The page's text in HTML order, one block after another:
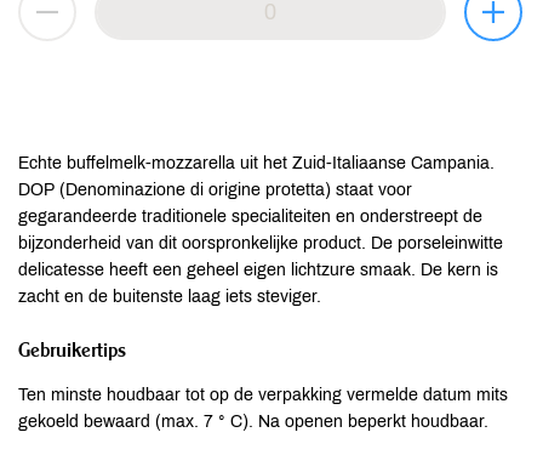
Echte buffelmelk-mozzarella uit het Zuid-Italiaanse Campania.
DOP (Denominazione di origine protetta) staat voor
gegarandeerde traditionele specialiteiten en onderstreept de
bijzonderheid van dit oorspronkelijke product. De porseleinwitte
delicatesse heeft een geheel eigen lichtzure smaak. De kern is
zacht en de buitenste laag iets steviger.
Gebruikertips
Ten minste houdbaar tot op de verpakking vermelde datum mits
gekoeld bewaard (max. 7 ° C). Na openen beperkt houdbaar.